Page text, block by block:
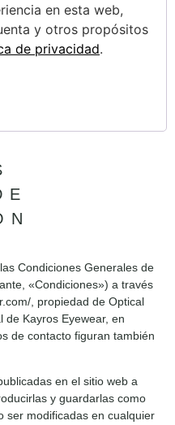
en esta web,
y otros propósitos
de privacidad.
Condiciones Generales de
«Condiciones») a través
, propiedad de Optical
de Kayros Eyewear, en
de contacto figuran también
en el sitio web a
y guardarlas como
ser modificadas en cualquier